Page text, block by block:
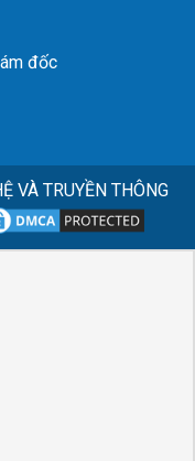
đốc
VÀ TRUYỀN THÔNG